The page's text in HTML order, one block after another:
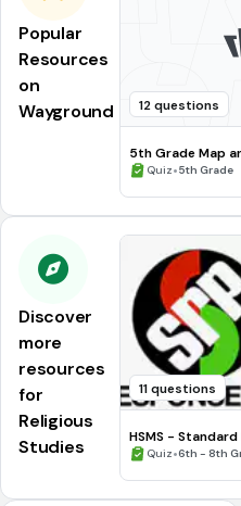
Popular
Resources
on
Wayground
12 questions
5th Grade Map
Processing Skills
Quiz•5th Grade
Discover
more
resources
for
Religious
Studies
11 questions
HSMS -
Quiz•6th - 8th